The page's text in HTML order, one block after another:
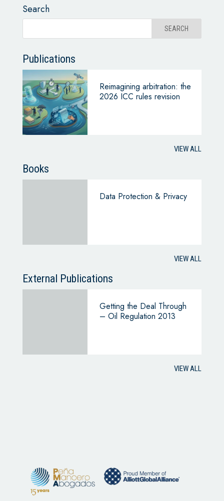
Search
Publications
Reimagining arbitration: the
2026 ICC rules revision
VIEW ALL
Books
Data Protection & Privacy
VIEW ALL
External Publications
Getting the Deal Through
– Oil Regulation 2013
VIEW ALL